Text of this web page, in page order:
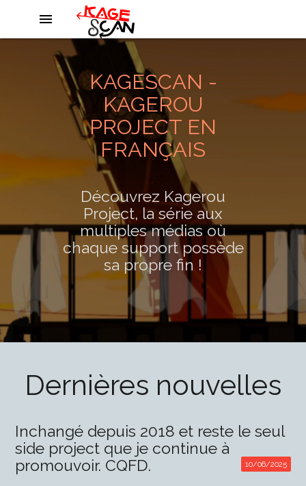
menu
KAGESCAN -
KAGEROU
PROJECT EN
FRANÇAIS
Découvrez Kagerou
Project, la série aux
multiples médias où
chaque support possède
sa propre fin !
Dernières nouvelles
Inchangé depuis 2018 et reste le seul
side project que je continue à
promouvoir. CQFD.